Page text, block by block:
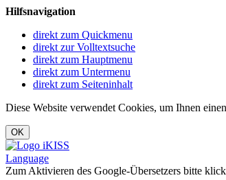
Hilfsnavigation
direkt zum Quickmenu
direkt zur Volltextsuche
direkt zum Hauptmenu
direkt zum Untermenu
direkt zum Seiteninhalt
Diese Website verwendet Cookies, um Ihnen
OK
Language
Zum Aktivieren des Google-Übersetzers bitte